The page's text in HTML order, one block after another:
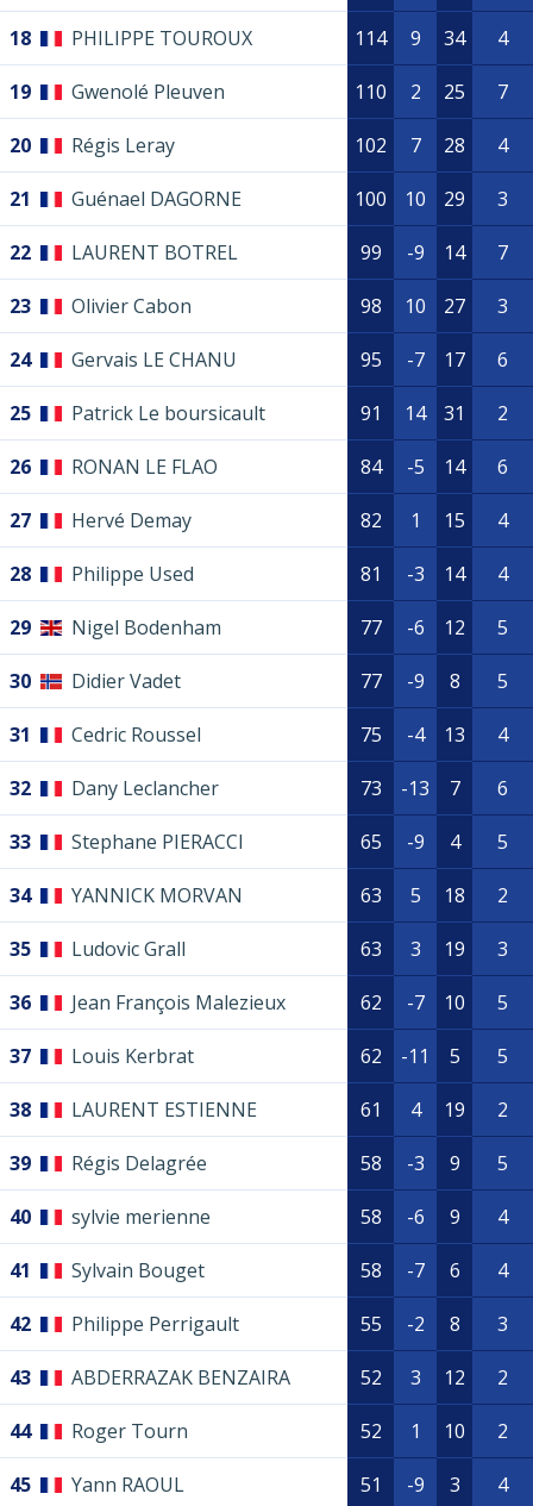
18 PHILIPPE TOUROUX 114 9 34 4
19 Gwenolé Pleuven 110 2 25 7
20 Régis Leray 102 7 28 4
21 Guénael DAGORNE 100 10 29 3
22 LAURENT BOTREL 99 -9 14 7
23 Olivier Cabon 98 10 27 3
24 Gervais LE CHANU 95 -7 17 6
25 Patrick Le boursicault 91 14 31 2
26 RONAN LE FLAO 84 -5 14 6
27 Hervé Demay 82 1 15 4
28 Philippe Used 81 -3 14 4
29 Nigel Bodenham 77 -6 12 5
30 Didier Vadet 77 -9 8 5
31 Cedric Roussel 75 -4 13 4
32 Dany Leclancher 73 -13 7 6
33 Stephane PIERACCI 65 -9 4 5
34 YANNICK MORVAN 63 5 18 2
35 Ludovic Grall 63 3 19 3
36 Jean François Malezieux 62 -7 10 5
37 Louis Kerbrat 62 -11 5 5
38 LAURENT ESTIENNE 61 4 19 2
39 Régis Delagrée 58 -3 9 5
40 sylvie merienne 58 -6 9 4
41 Sylvain Bouget 58 -7 6 4
42 Philippe Perrigault 55 -2 8 3
43 ABDERRAZAK BENZAIRA 52 3 12 2
44 Roger Tourn 52 1 10 2
45 Yann RAOUL 51 -9 3 4